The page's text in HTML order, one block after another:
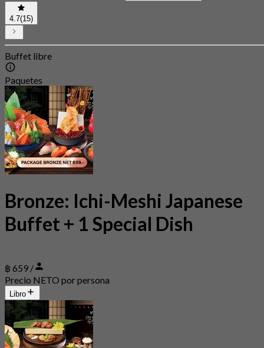
4.7(15)
Buffet libre
Paquetes
Bronze: Ichi-Meshi Japanese
Buffet + 1 Special Dish
฿ 659 /
Precio NETO por persona
Libro